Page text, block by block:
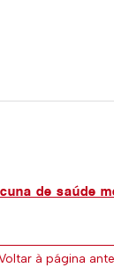
de saúde
à página